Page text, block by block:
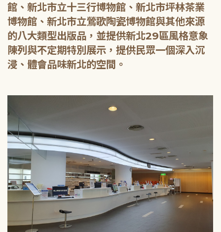
館、新北市立十三行博物館、新北市坪林茶業
博物館、新北市立鶯歌陶瓷博物館與其他來源
的八大類型出版品，並提供新北29區風格意象
陳列與不定期特別展示，提供民眾一個深入沉
浸、體會品味新北的空間。